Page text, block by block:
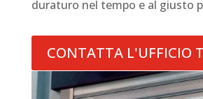
duraturo nel tempo e al giusto
CONTATTA L'UFFICIO